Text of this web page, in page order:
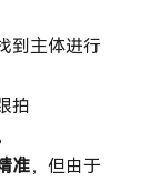
到主体进行
拍
准，但由于